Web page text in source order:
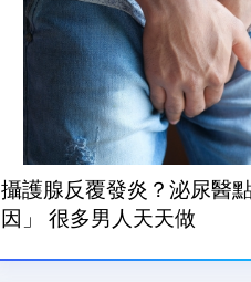
攝護腺反覆發炎？泌尿醫
因」 很多男人天天做